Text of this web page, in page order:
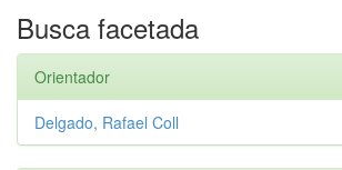
Busca facetada
Orientador
Delgado, Rafael Coll